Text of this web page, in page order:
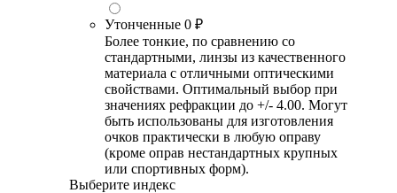
Утонченные 0 ₽
Более тонкие, по сравнению со
стандартными, линзы из качественного
материала с отличными оптическими
свойствами. Оптимальный выбор при
значениях рефракции до +/- 4.00. Могут
быть использованы для изготовления
очков практически в любую оправу
(кроме оправ нестандартных крупных
или спортивных форм).
Выберите индекс